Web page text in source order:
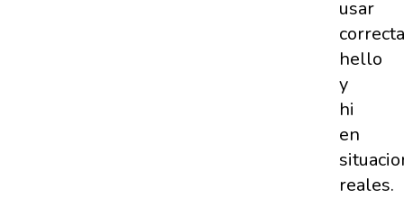
usar
hello
y
hi
en
reales.